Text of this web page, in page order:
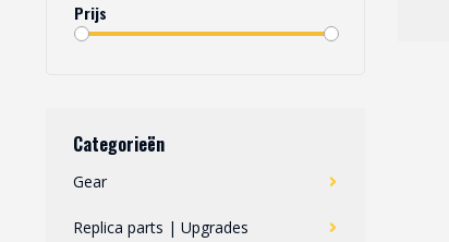
Prijs
Categorieën
Gear
Replica parts | Upgrades